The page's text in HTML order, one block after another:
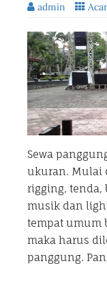
admin
Sewa
ukuran. Mulai
rigging, tenda,
musik dan
tempat umum
maka harus
panggung.